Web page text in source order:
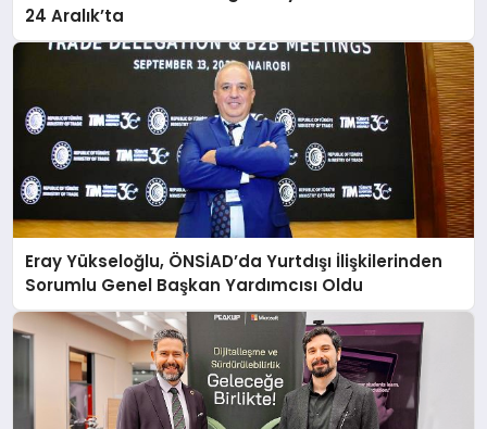
24 Aralık’ta
Eray Yükseloğlu, ÖNSİAD’da Yurtdışı İlişkilerinden
Sorumlu Genel Başkan Yardımcısı Oldu